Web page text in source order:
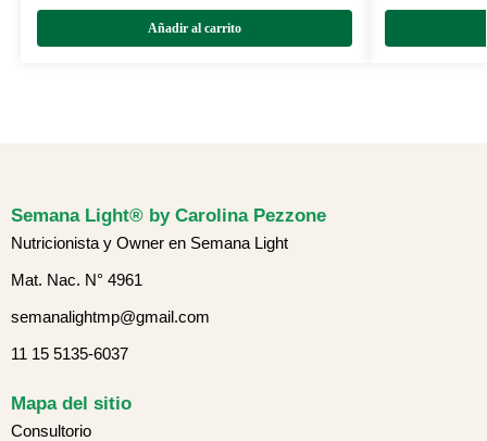
Añadir al carrito
Semana Light® by Carolina Pezzone
Nutricionista y Owner en Semana Light
Mat. Nac. N° 4961
semanalightmp@gmail.com
11 15 5135-6037
Mapa del sitio
Consultorio